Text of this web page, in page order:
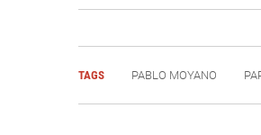
TAGS PABLO MOYANO